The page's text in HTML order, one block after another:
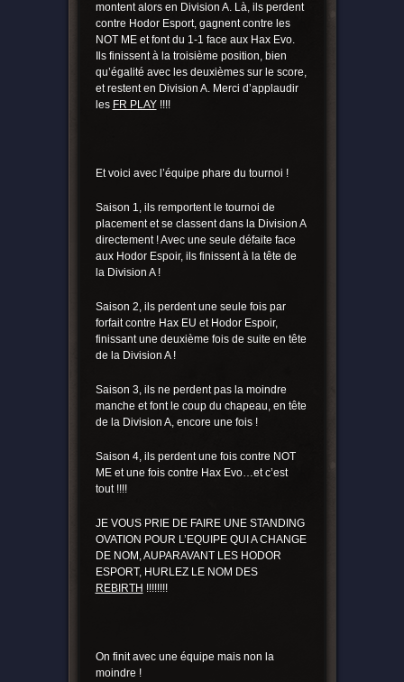
montent alors en Division A. Là, ils perdent
contre Hodor Esport, gagnent contre les
NOT ME et font du 1-1 face aux Hax Evo.
Ils finissent à la troisième position, bien
qu’égalité avec les deuxièmes sur le score,
et restent en Division A. Merci d’applaudir
les FR PLAY!!!!
Et voici avec l’équipe phare du tournoi !
Saison 1, ils remportent le tournoi de
placement et se classent dans la Division A
directement ! Avec une seule défaite face
aux Hodor Espoir, ils finissent à la tête de
la Division A !
Saison 2, ils perdent une seule fois par
forfait contre Hax EU et Hodor Espoir,
finissant une deuxième fois de suite en tête
de la Division A !
Saison 3, ils ne perdent pas la moindre
manche et font le coup du chapeau, en tête
de la Division A, encore une fois !
Saison 4, ils perdent une fois contre NOT
ME et une fois contre Hax Evo…et c’est
tout !!!!
JE VOUS PRIE DE FAIRE UNE STANDING
OVATION POUR L’EQUIPE QUI A CHANGE
DE NOM, AUPARAVANT LES HODOR
ESPORT, HURLEZ LE NOM DES
REBIRTH !!!!!!!!
On finit avec une équipe mais non la
moindre !